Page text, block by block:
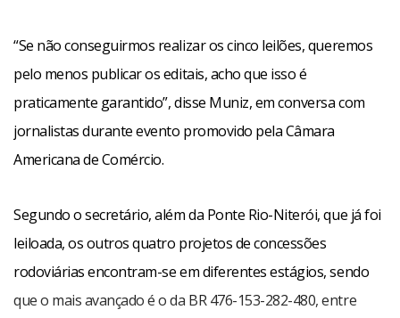
“Se não conseguirmos realizar os cinco leilões, queremos
pelo menos publicar os editais, acho que isso é
praticamente garantido”, disse Muniz, em conversa com
jornalistas durante evento promovido pela Câmara
Americana de Comércio.
Segundo o secretário, além da Ponte Rio-Niterói, que já foi
leiloada, os outros quatro projetos de concessões
rodoviárias encontram-se em diferentes estágios, sendo
que o mais avançado é o da BR 476-153-282-480, entre